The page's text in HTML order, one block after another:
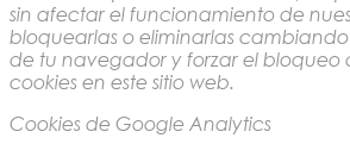
sin afectar el funcionamiento de
bloquearlas o eliminarlas
de tu navegador y forzar el bloqueo
cookies en este sitio web.
Cookies de Google Analytics